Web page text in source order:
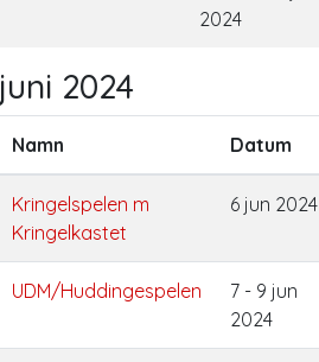
2024
juni 2024
Namn Datum
Kringelspelen m
Kringelkastet
6 jun 2024
UDM/Huddingespelen
7 - 9 jun
2024